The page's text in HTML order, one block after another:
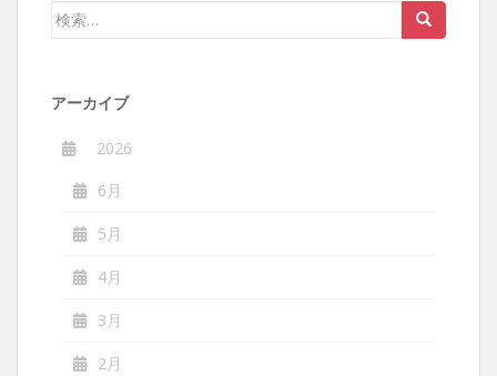
検
アーカイブ
2026
6月
5月
4月
3月
2月